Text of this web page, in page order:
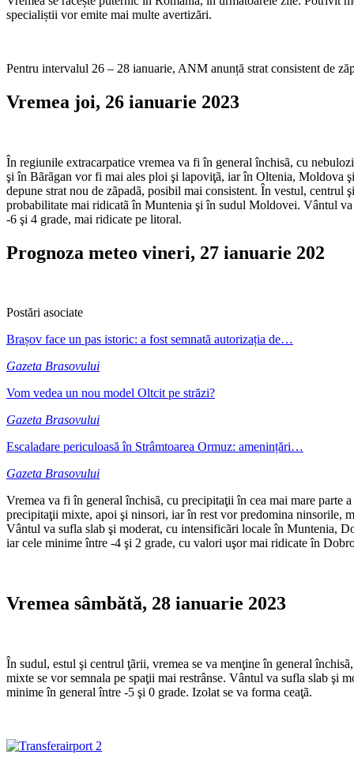
specialiștii vor emite mai multe avertizări.
Pentru intervalul 26 – 28 ianuarie, ANM anunță strat consistent de
Vremea joi, 26 ianuarie 2023
În regiunile extracarpatice vremea va fi în general închisã, cu
şi în Bãrãgan vor fi mai ales ploi şi lapoviţã, iar în Oltenia, Moldova
depune strat nou de zãpadã, posibil mai consistent. În vestul,
probabilitate mai ridicatã în Muntenia şi în sudul Moldovei. Vântul
-6 şi 4 grade, mai ridicate pe litoral.
Prognoza meteo vineri, 27 ianuarie 202
Postări asociate
Brașov face un pas istoric: a fost semnată autorizația de…
Gazeta Brasovului
Vom vedea un nou model Oltcit pe străzi?
Gazeta Brasovului
Escaladare periculoasă în Strâmtoarea Ormuz: amenințări…
Gazeta Brasovului
Vremea va fi în general închisã, cu precipitaţii în cea mai mare
precipitaţii mixte, apoi şi ninsori, iar în rest vor predomina ninsorile,
Vântul va sufla slab şi moderat, cu intensificãri locale în Muntenia,
iar cele minime între -4 şi 2 grade, cu valori uşor mai ridicate în
Vremea sâmbătă, 28 ianuarie 2023
În sudul, estul şi centrul ţãrii, vremea se va menţine în general
mixte se vor semnala pe spaţii mai restrânse. Vântul va sufla slab şi
minime în general între -5 şi 0 grade. Izolat se va forma ceaţã.